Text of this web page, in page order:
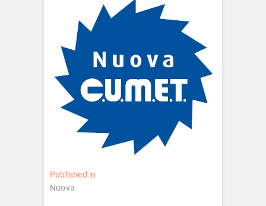
Bericht
navigatie
Published in
Nuova